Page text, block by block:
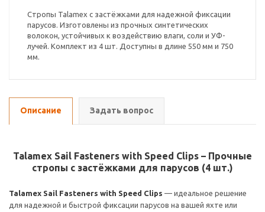
Стропы Talamex с застёжками для надежной фиксации
парусов. Изготовлены из прочных синтетических
волокон, устойчивых к воздействию влаги, соли и УФ-
лучей. Комплект из 4 шт. Доступны в длине 550 мм и 750
мм.
Описание Задать вопрос
Talamex Sail Fasteners with Speed Clips – Прочные
стропы с застёжками для парусов (4 шт.)
Talamex Sail Fasteners with Speed Clips — идеальное решение
для надежной и быстрой фиксации парусов на вашей яхте или